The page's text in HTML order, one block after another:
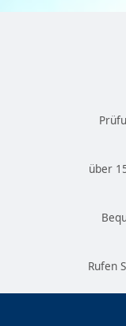
über
Rufen